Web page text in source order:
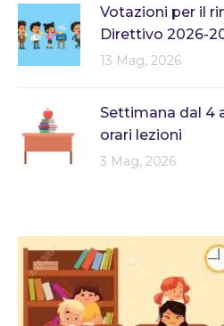
Votazioni per il
Direttivo 2026-
13 Mag, 2026
Settimana dal 4
orari lezioni
3 Mag, 2026